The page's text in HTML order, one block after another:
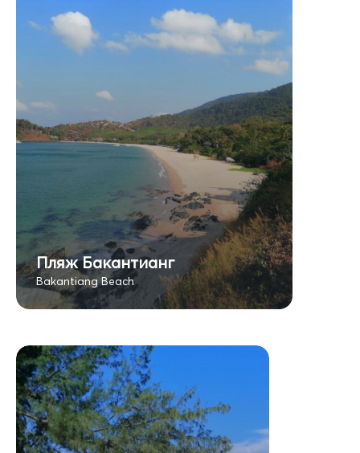
Пляж Бакантианг
Bakantiang Beach